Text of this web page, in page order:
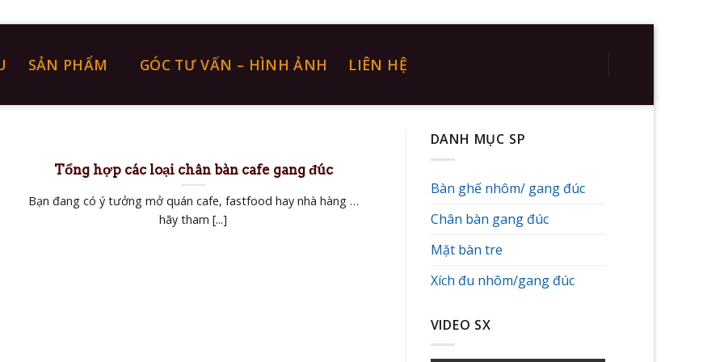
SẢN PHẨM GÓC TƯ VẤN – HÌNH ẢNH LIÊN HỆ
Tổng hợp các loại chân bàn cafe gang đúc
Bạn đang có ý tưởng mở quán cafe, fastfood hay nhà hàng …
hãy tham [...]
DANH MỤC SP
Bàn ghế nhôm/ gang đúc
Chân bàn gang đúc
Mặt bàn tre
Xích đu nhôm/gang đúc
VIDEO SX